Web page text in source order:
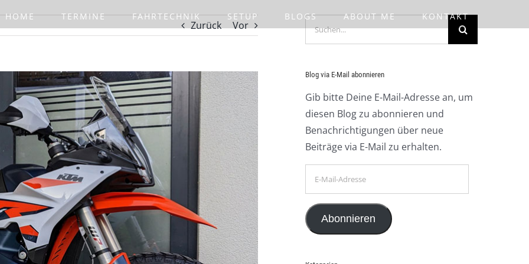
HOME TERMINE FAHRTECHNIK SETUP BLOGS ABOUT ME KONTAKT
Zurück Vor
Suche
Blog via E-Mail abonnieren
Gib bitte Deine E-Mail-Adresse an, um
diesen Blog zu abonnieren und
Benachrichtigungen über neue
Beiträge via E-Mail zu erhalten.
Adresse
Abonnieren